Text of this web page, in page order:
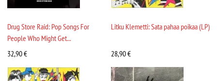
Drug Store Raid: Pop Songs For
People Who Might Get...
32,90€
Litku Klemetti: Sata pahaa poikaa (LP)
28,90€